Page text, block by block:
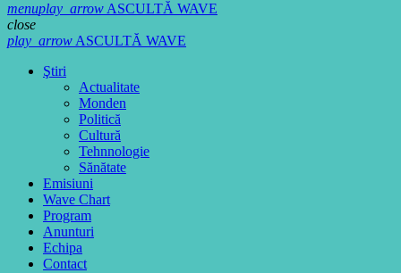
menuplay_arrowASCULTĂ WAVE
close
play_arrowASCULTĂ WAVE
Ştiri
Actualitate
Monden
Politică
Cultură
Tehnnologie
Sănătate
Emisiuni
Wave Chart
Program
Anunturi
Echipa
Contact